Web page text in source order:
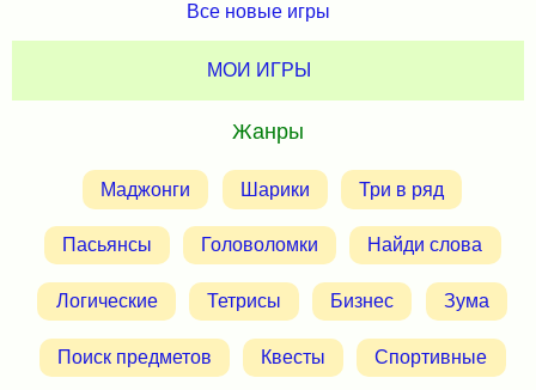
Все новые игры
МОИ ИГРЫ
Жанры
Маджонги Шарики Три в ряд
Пасьянсы Головоломки Найди слова
Логические Тетрисы Бизнес Зума
Поиск предметов Квесты Спортивные